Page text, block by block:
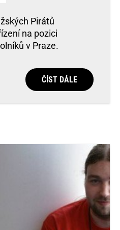
Pirátů
na pozici
v Praze.
ČÍST DÁLE